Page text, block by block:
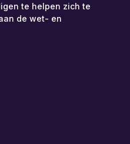
te helpen zich te
de wet- en